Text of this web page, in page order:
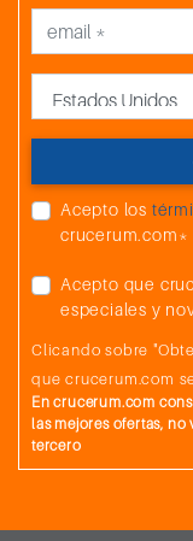
Acepto los
crucerum.com*
Acepto que
especiales y
Clicando sobre
que crucerum.com
En crucerum.com
las mejores ofertas,
tercero